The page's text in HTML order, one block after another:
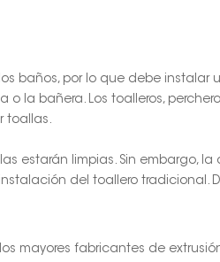
baños, por lo que debe
la bañera. Los toalleros,
toallas.
estarán limpias. Sin embargo,
del toallero tradicional.
mayores fabricantes de